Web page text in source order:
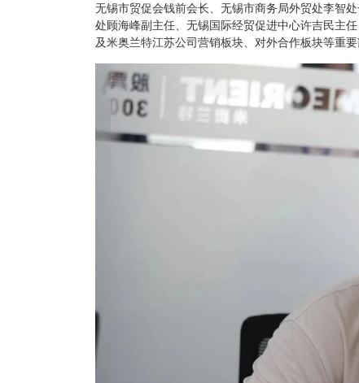
无锡市贸促会钱前会长、无锡市商务局外贸处李智
处顾海峰副主任、无锡国际经贸促进中心许吉民主
及米奥兰特江苏公司营销板块、对外合作板块等重